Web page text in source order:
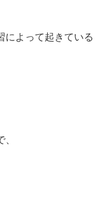
によって起きている